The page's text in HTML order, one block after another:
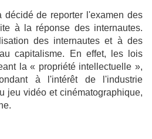
décidé de reporter l'examen des
à la réponse des internautes.
des internautes et à des
capitalisme. En effet, les lois
la « propriété intellectuelle »,
à l'intérêt de l'industrie
jeu vidéo et cinématographique,